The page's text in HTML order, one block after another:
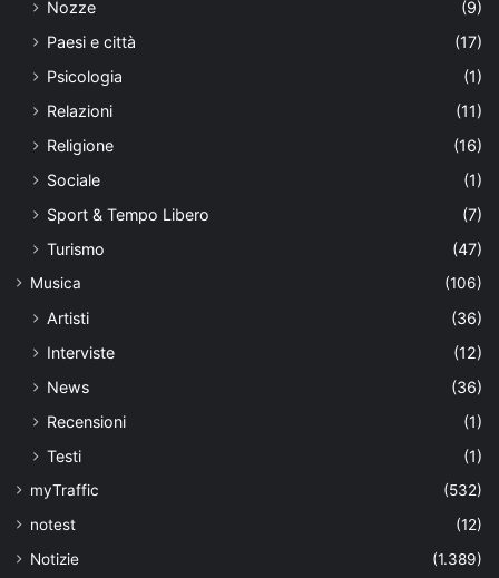
Nozze
(9)
Paesi e città
(17)
Psicologia
(1)
Relazioni
(11)
Religione
(16)
Sociale
(1)
Sport & Tempo Libero
(7)
Turismo
(47)
Musica (106)
Artisti
(36)
Interviste
(12)
News
(36)
Recensioni
(1)
Testi
(1)
myTraffic
(532)
notest
(12)
Notizie
(1.389)